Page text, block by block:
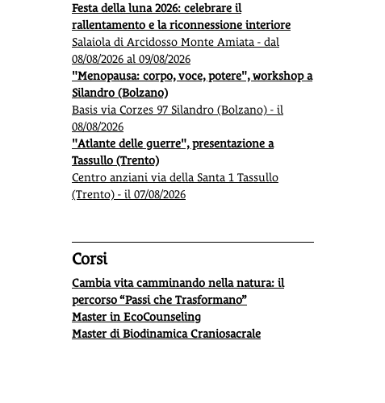
Greenpeace: «Mari sempre più caldi»
Mentre il 2026 ha già segnato il record assoluto di
temperatura per i mari e gli oceani a livello
, l’ultimo rapporto del progetto “Mare Caldo”
di Greenpeace Italia rivela che anche i mari italiani
continuano a scaldarsi, con ondate di calore fino a
40 metri di profondità.
Festa della luna 2026: celebrare il
rallentamento e la riconnessione interiore
Salaiola di Arcidosso Monte Amiata - dal
08/08/2026 al 09/08/2026
"Menopausa: corpo, voce, potere", workshop a
Silandro (Bolzano)
Basis via Corzes 97 Silandro (Bolzano) - il
08/08/2026
"Atlante delle guerre", presentazione a
Tassullo (Trento)
Centro anziani via della Santa 1 Tassullo
(Trento) - il 07/08/2026
Corsi
Cambia vita camminando nella natura: il
percorso “Passi che Trasformano”
Master in EcoCounseling
Master di Biodinamica Craniosacrale